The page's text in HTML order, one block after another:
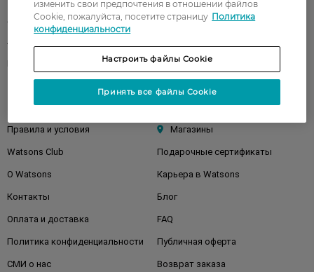
Волосы
Аксессуары
Клиентам
Правила и условия Магазины
Watsons Club Подарочные сертификаты
О Watsons Карьера в Watsons
Контакты Блог
Оплата и доставка FAQ
Политика конфиденциальности Публичная оферта
СМИ о нас Возврат заказа
изменить свои предпочтения в отношении файлов
Cookie, пожалуйста, посетите страницу Политика
конфиденциальности
Настроить файлы Cookie
Принять все файлы Cookie